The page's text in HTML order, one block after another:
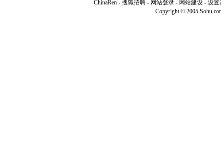
ChinaRen - 搜狐招聘 - 网站登录 - 网站建设 - 设置
Copyright © 2005